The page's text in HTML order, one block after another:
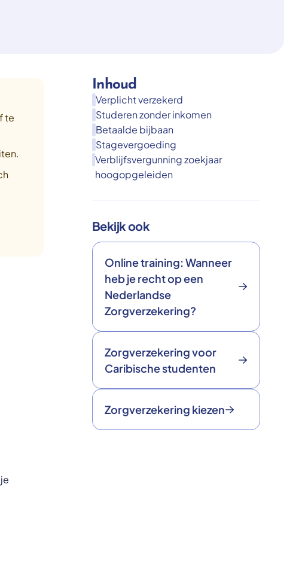
te
Inhoud
Verplicht verzekerd
Studeren zonder inkomen
Betaalde bijbaan
Stagevergoeding
Verblijfsvergunning zoekjaar
hoogopgeleiden
Bekijk ook
Online training: Wanneer
heb je recht op een
Nederlandse
Zorgverzekering?
Zorgverzekering voor
Caribische studenten
Zorgverzekering kiezen